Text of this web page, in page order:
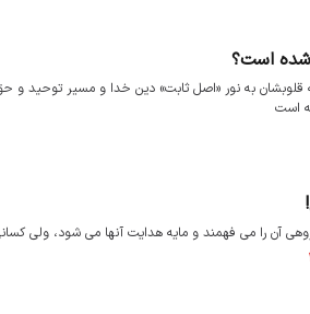
شده است؟
قلوبشان به نور «اصل ثابت» دین خدا و مسیر توحید
است
آن را مى ‏فهمند و مایه هدایت آنها مى ‏شود، ولى